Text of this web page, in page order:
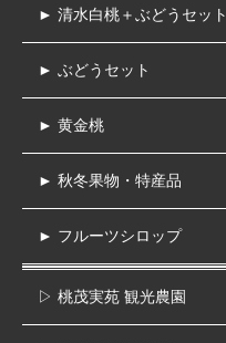
► 清水白桃＋ぶどうセット
► ぶどうセット
► 黄金桃
► 秋冬果物・特産品
► フルーツシロップ
▷ 桃茂実苑 観光農園